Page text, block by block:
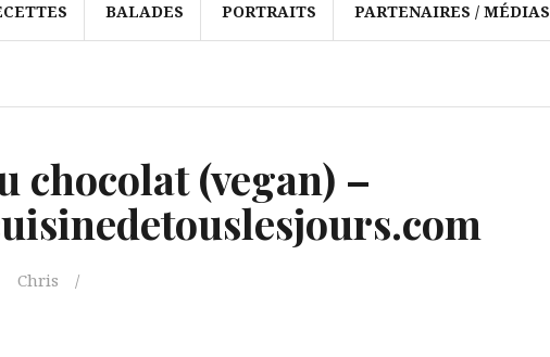
BALADES PORTRAITS PARTENAIRES / MÉDIAS
chocolat (vegan) –
Chris